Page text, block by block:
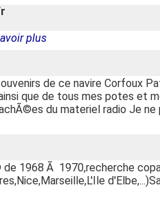
plus
de ce navire Corfoux
que de tous mes potes et
du materiel radio Je
1968 Ã 1970,recherche